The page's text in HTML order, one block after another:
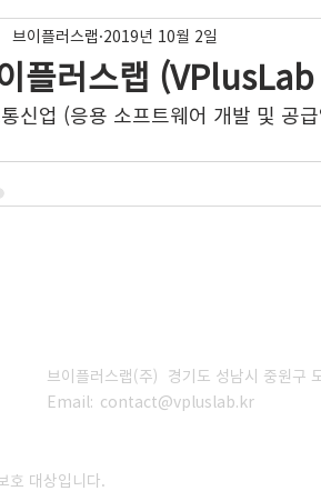
플러스랩
브이플러스랩 2019년 10월 2일
신업 (응용 소프트웨어 개발 및 공
브이플러스랩(주) 경기도 성남시 중원구
Email: contact@vpluslab.kr
대상입니다.